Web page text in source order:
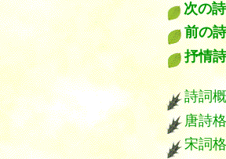
次の
前の
抒情
詩詞
唐詩
宋詞